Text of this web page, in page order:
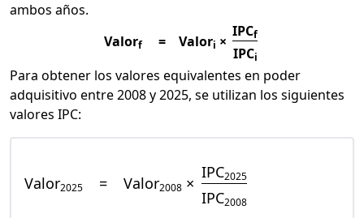
ambos años.
Valorf = Valori ×
IPCf
IPCi
Para obtener los valores equivalentes en poder
adquisitivo entre 2008 y 2025, se utilizan los siguientes
valores IPC:
Valor2025 = Valor2008 ×
IPC2025
IPC2008